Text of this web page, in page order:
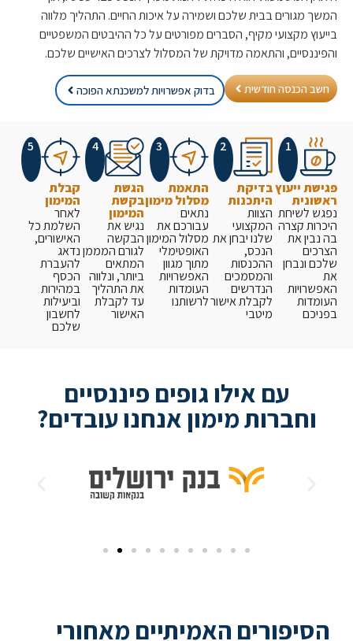
מגורים בבית שלכם ושמירה על איכות החיים. התהליך מלווה
מקצועי מקיף, הסברים מפורטים על כל ההיבטים המשפטיים
והתאמה מדויקת של המסלול לצרכים האישיים שלכם.
הכנסה חודשית בדוק אפשרויות למשכנתא הפוכה
1
ייעוץ
לשיחת
קצרה
את
ונבחן
2
בדיקת
היתכנות
הצוות
המקצועי
שלנו יבחן את
הנכס,
ההכנסות
והמסמכים
הנדרשים
לקבלת אישור
מיטבי
3
התאמת
מסלול מימון
עבורכם את
מסלול המימון
האופטימלי
מתוך מגוון
האפשרויות
העומדות
לרשותנו
4
הגשת
בקשת
המימון
נגיש את
הבקשה
לגורם המממן
המתאים
ביותר, ונלווה
את התהליך
עד לקבלת
5
קבלת
המימון
לאחר
השלמת כל
האישורים,
נדאג
להעברת
הכסף
במהירות
וביעילות
לחשבון
עם אילו גופים פיננסיים
וחברות מימון אנחנו עובדים?
האמיתיים מאחורי